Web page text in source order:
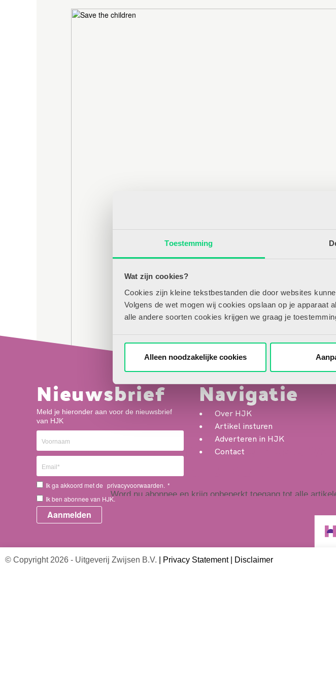
Toestemming
Wat zijn cookies?
Cookies zijn kleine tekstbestanden die door websites
Volgens de wet mogen wij cookies opslaan op je
alle andere soorten cookies krijgen we graag je
Alleen noodzakelijke cookies
Leren schrijven is voor veel kinderen in groep 3 een flinke uitdaging. Ze
tegelijk nadenken over letters, richting, vorm en pengreep. Als ook de
niet duidelijk is, kan dat extra moeite geven. Wat kun je doen als een
start van het schrijfonderwijs nog geen duidelijke voorkeurshand heeft?
Benieuwd naar de rest
Word nu abonnee en krijg onbeperkt toegang tot alle
Direct abonneren Ben je al lid? Log hier in!
Nieuwsbrief
Meld je hieronder aan voor de nieuwsbrief
van HJK
Ik ga akkoord met de privacyvoorwaarden. *
Ik ben abonnee van HJK.
Navigatie
Over HJK
Artikel insturen
Adverteren in HJK
Contact
© Copyright 2026 - Uitgeverij Zwijsen B.V. Privacy Statement| Disclaimer